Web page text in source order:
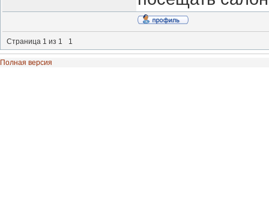
Страница 1 из 1 1
Полная версия